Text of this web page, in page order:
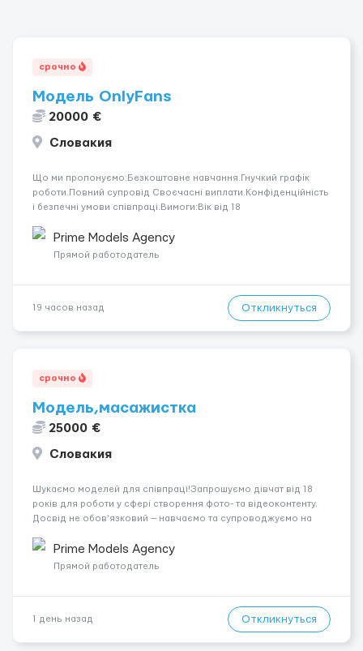
срочно
Модель OnlyFans
20000 €
Словакия
Що ми пропонуємо:Безкоштовне навчання.Гнучкий графік
роботи.Повний супровід Своєчасні виплати.Конфіденційність
і безпечні умови співпраці.Вимоги:Вік від 18
розвиватися.Досвід не обов’язковий.Якщо вас зацікавила
вакансія — залишайте відгук, і ми зв’яжемося ...
Prime Models Agency
Прямой работодатель
19 часов назад Откликнуться
срочно
Модель,масажистка
25000 €
Словакия
Шукаємо моделей для співпраці!Запрошуємо дівчат від 18
років для роботи у сфері створення фото- та відеоконтенту.
Досвід не обов’язковий — навчаємо та супроводжуємо на
конфіденційність і професійну підтримку. Працюємо офіційно,
поважаємо особ...
Prime Models Agency
Прямой работодатель
1 день назад Откликнуться